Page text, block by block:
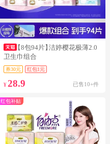
【8包94片】洁婷樱花极薄2.0
卫生巾组合
券30元 红包1元
¥28.9 已售10+件
红包补贴